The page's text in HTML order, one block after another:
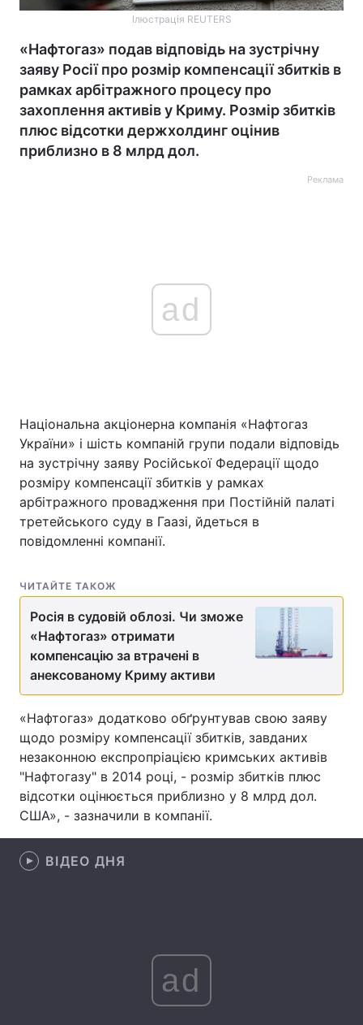
Економіка Світ
Спорт Наука
Техно і зв'язок Лайт
Зброя
Екологія
Лонгріди
Відео з Youtube Статті
Інтерв'ю Думки
Архів Вакансії
Контакти
Послуги
Ілюстрація REUTERS
«Нафтогаз» подав відповідь на зустрічну
заяву Росії про розмір компенсації збитків в
рамках арбітражного процесу про
захоплення активів у Криму. Розмір збитків
плюс відсотки держхолдинг оцінив
приблизно в 8 млрд дол.
Реклама
ad
Національна акціонерна компанія «Нафтогаз
України» і шість компаній групи подали відповідь
на зустрічну заяву Російської Федерації щодо
розміру компенсації збитків у рамках
арбітражного провадження при Постійній палаті
третейського суду в Гаазі, йдеться в
повідомленні компанії.
ЧИТАЙТЕ ТАКОЖ
Росія в судовій облозі. Чи зможе
«Нафтогаз» отримати
компенсацію за втрачені в
анексованому Криму активи
«Нафтогаз» додатково обґрунтував свою заяву
щодо розміру компенсації збитків, завданих
незаконною експропріацією кримських активів
"Нафтогазу" в 2014 році, - розмір збитків плюс
відсотки оцінюється приблизно у 8 млрд дол.
США», - зазначили в компанії.
ВІДЕО ДНЯ
ad